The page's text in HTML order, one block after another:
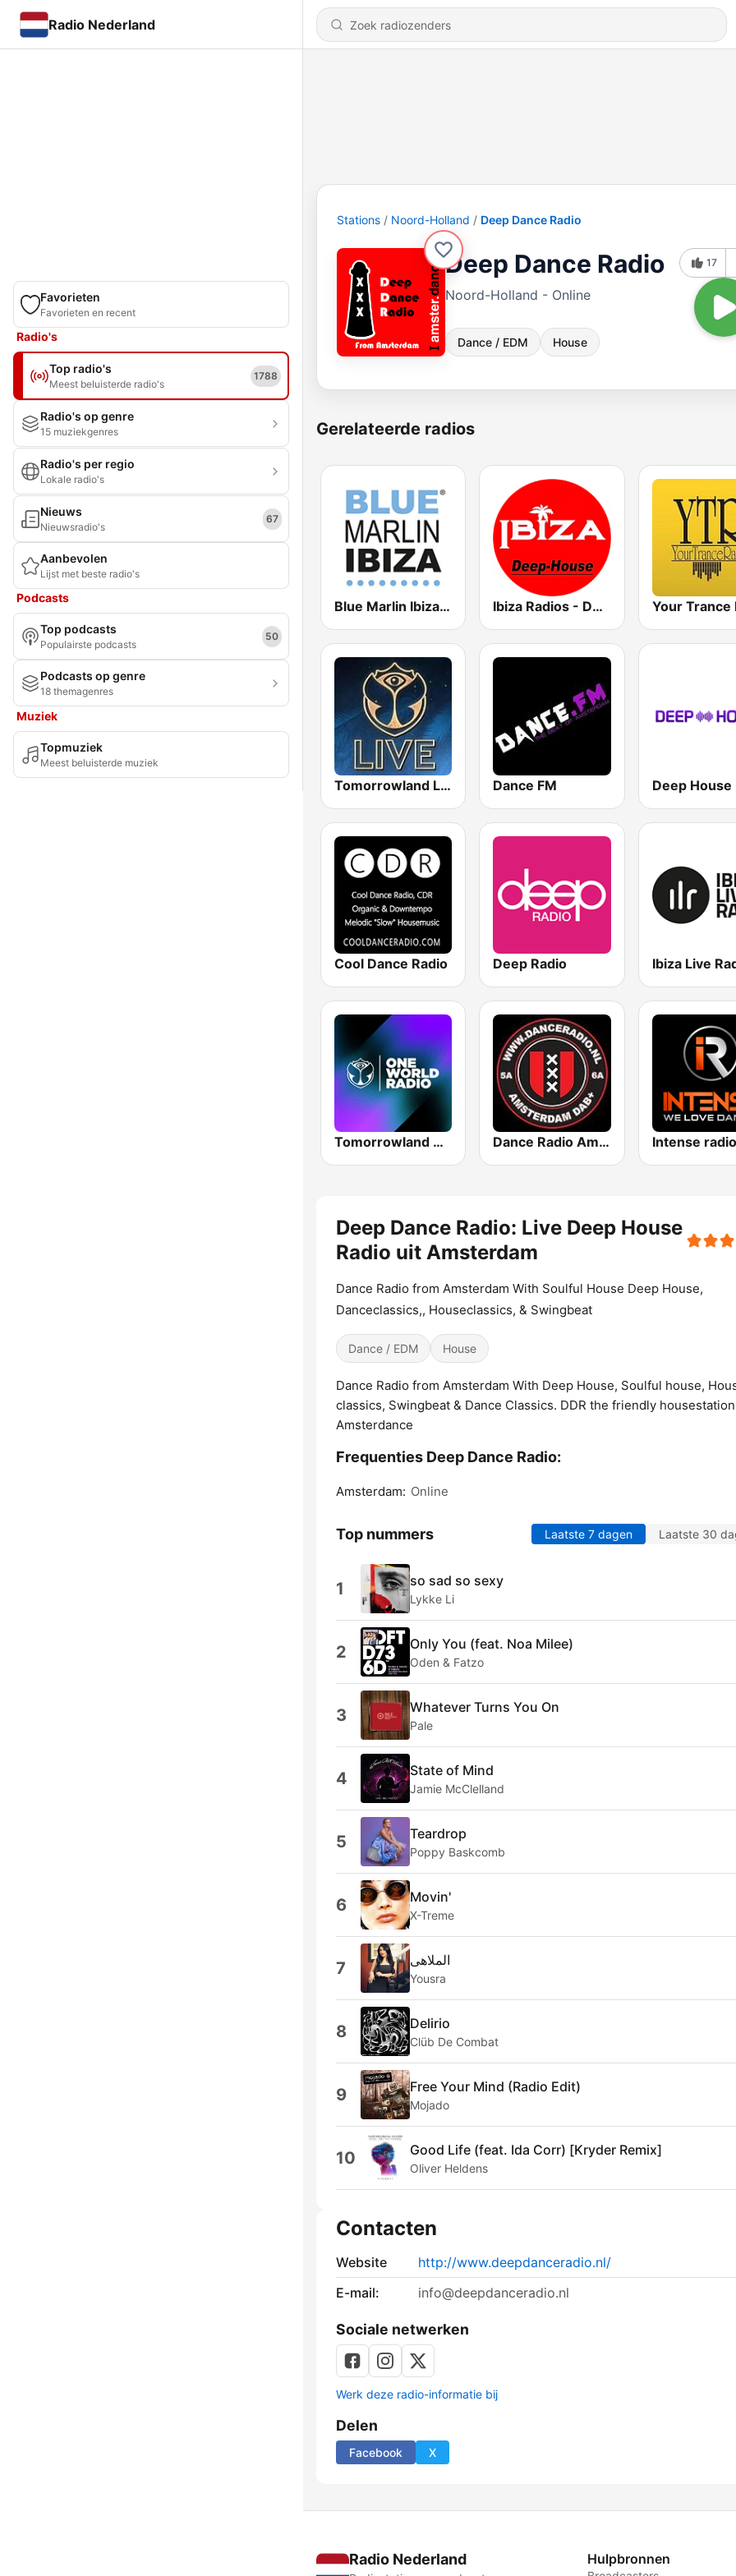
Radio Nederland
Favorieten
Favorieten en recent
Radio's
Top radio's
Meest beluisterde radio's
1788
Radio's op genre
15 muziekgenres
Radio's per regio
Lokale radio's
Nieuws
Nieuwsradio's
67
Aanbevolen
Lijst met beste radio's
Podcasts
Top podcasts
Populairste podcasts
50
Podcasts op genre
18 themagenres
Muziek
Topmuziek
Meest beluisterde muziek
Stations Noord-Holland Deep Dance Radio
Deep Dance Radio
Noord-Holland - Online
Dance / EDM House
17
Gerelateerde radios
Blue Marlin Ibiza Radio Ibiza Radios - Deep House
Tomorrowland Live Dance FM
Cool Dance Radio Deep Radio Ibiza Live
Tomorrowland One World Radio UK Dance Radio Amsterdam Intense radio
Deep Dance Radio: Live Deep House
Radio uit Amsterdam
Dance Radio from Amsterdam With Soulful House Deep House,
Danceclassics,, Houseclassics, & Swingbeat
Dance / EDM House
Dance Radio from Amsterdam With Deep House, Soulful house,
classics, Swingbeat & Dance Classics. DDR the friendly
Amsterdance
Frequenties Deep Dance Radio:
Amsterdam: Online
Top nummers Laatste 7 dagen Laatste 30
1 so sad so sexy
Lykke Li
2 Only You (feat. Noa Milee)
Oden & Fatzo
3 Whatever Turns You On
Pale
4 State of Mind
Jamie McClelland
5 Teardrop
Poppy Baskcomb
6 Movin'
X-Treme
7 الملاهى
Yousra
8 Delirio
Clüb De Combat
9 Free Your Mind (Radio Edit)
Mojado
10 Good Life (feat. Ida Corr) [Kryder Remix]
Oliver Heldens
Contacten
Website
http://www.deepdanceradio.nl/
E-mail:
info@deepdanceradio.nl
Sociale netwerken
Werk deze radio-informatie bij
Delen
Facebook X
Radio Nederland Hulpbronnen